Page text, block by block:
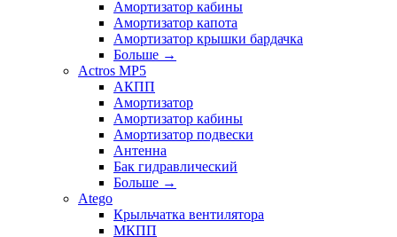
Амортизатор кабины
Амортизатор капота
Амортизатор крышки бардачка
Больше →
Actros MP5
АКПП
Амортизатор
Амортизатор кабины
Амортизатор подвески
Антенна
Бак гидравлический
Больше →
Atego
Крыльчатка вентилятора
МКПП